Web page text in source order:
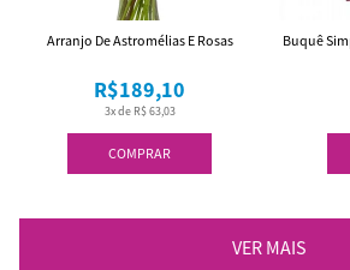
COMPRAR
3x de R$ 63,03
R$189,10
Arranjo De Astromélias E Rosas Buquê
VER MAIS